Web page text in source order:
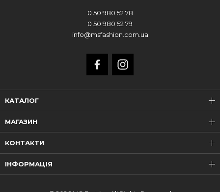
КАТАЛОГ
МАГАЗИН
0 50 980 52 78
0 50 980 52 79
info@msfashion.com.ua
КОНТАКТИ
ІНФОРМАЦІЯ